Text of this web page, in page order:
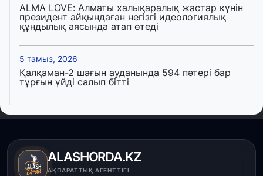
ALMA LOVE: Алматы халықаралық жастар күнін
президент айқындаған негізгі идеологиялық
құндылық аясында атап өтеді
5 тамыз, 2026
Қалқаман-2 шағын ауданында 594 пәтері бар
тұрғын үйді салып бітті
4 тамыз, 2026
артады – Үкімет отырысы
3 тамыз, 2026
ALASHORDA.KZ
АҚПАРАТТЫҚ АГЕНТТІГІ